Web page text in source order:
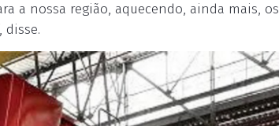
a nossa região, aquecendo, ainda mais, os
disse.